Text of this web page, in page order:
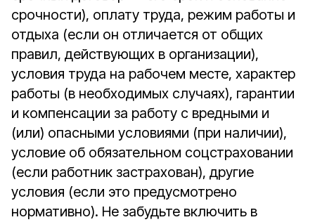
срочности), оплату труда, режим работы и
отдыха (если он отличается от общих
правил, действующих в организации),
условия труда на рабочем месте, характер
работы (в необходимых случаях), гарантии
и компенсации за работу с вредными и
(или) опасными условиями (при наличии),
условие об обязательном соцстраховании
(если работник застрахован), другие
условия (если это предусмотрено
нормативно). Не забудьте включить в